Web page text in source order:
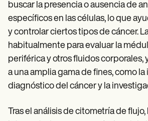
buscar la presencia o ausencia de
específicos en las células, lo que
y controlar ciertos tipos de cáncer.
habitualmente para evaluar la
periférica y otros fluidos corporales,
a una amplia gama de fines, como
diagnóstico del cáncer y la
Tras el análisis de citometría de